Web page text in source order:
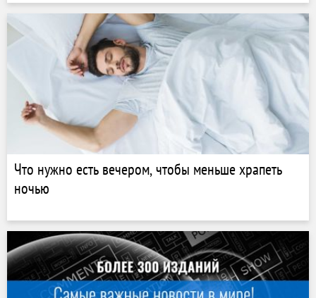
Что нужно есть вечером, чтобы меньше храпеть
ночью